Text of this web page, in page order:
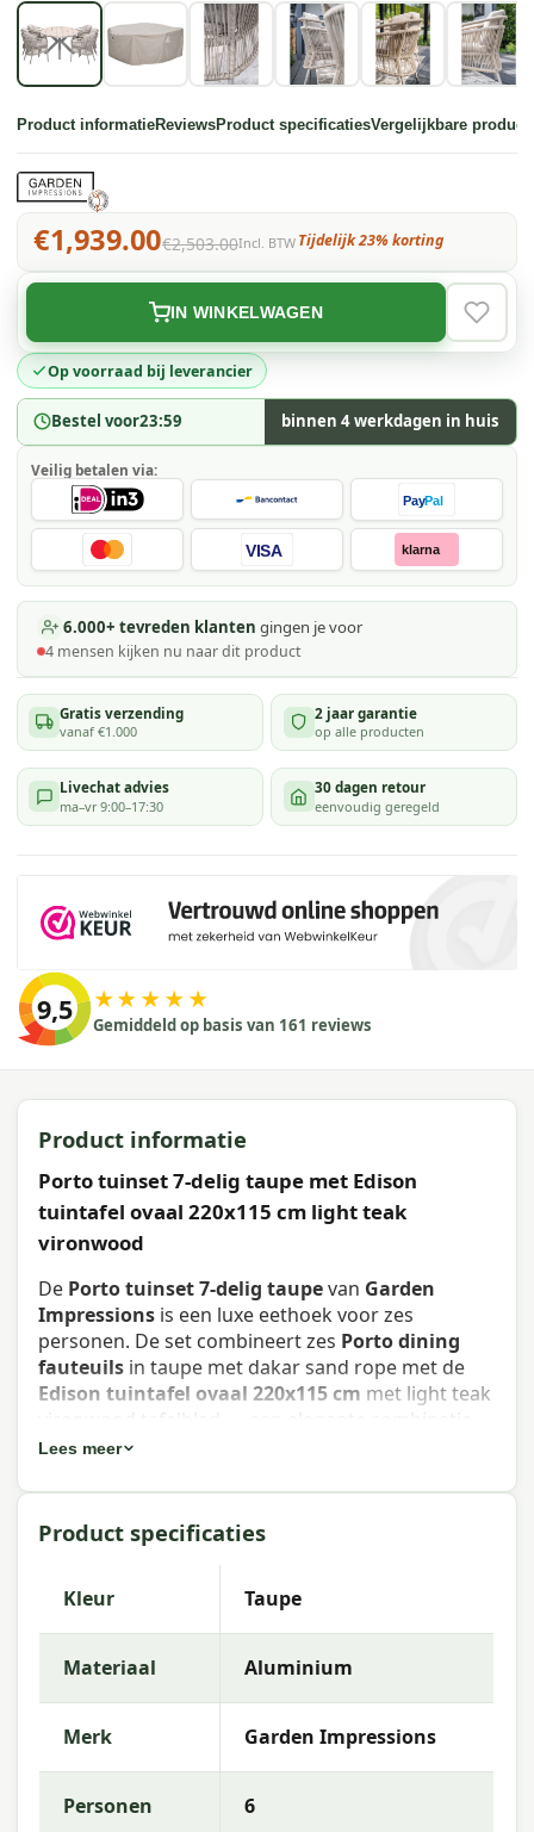
Product informatieReviewsProduct specificatiesVergelijkbare
€1,939.00€2,503.00Incl. BTW Tijdelijk 23% korting
Op voorraad bij leverancier
Bestel voor23:59 binnen 4 werkdagen in huis
IN WINKELWAGEN
Veilig betalen via:
PayPal
VISA klarna
6.000+ tevreden klanten gingen je voor
4 mensen kijken nu naar dit product
Gratis verzending
vanaf €1.000
2 jaar garantie
op alle producten
Livechat advies
ma–vr 9:00–17:30
30 dagen retour
eenvoudig geregeld
9,5 ★★★★★
Gemiddeld op basis van 161 reviews
Product informatie
Porto tuinset 7-delig taupe met Edison
tuintafel ovaal 220x115 cm light teak
vironwood
De Porto tuinset 7-delig taupevan Garden
Impressions is een luxe eethoek voor zes
personen. De set combineert zes Porto dining
fauteuils in taupe met dakar sand rope met de
Edison tuintafel ovaal 220x115 cm met light teak
vironwood tafelblad — een elegante combinatie
van touwwerk en warm houtlook voor een groot
Porto dining fauteuil
De Porto dining fauteuil heeft een
aluminium frame
afgewerkt met
met meerdere polyesterdraden, omwikkeld met
door en door gekleurd touw dat nauwelijks
vervaagt. De stoelen worden geleverd met een
met waterafstotende coating
en afneembare hoes met rits.
Lees meer
Product specificaties
Kleur Taupe
Materiaal Aluminium
Merk Garden Impressions
Personen 6